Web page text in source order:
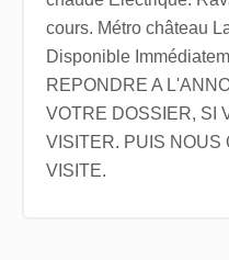
cours. Métro château
Disponible
REPONDRE A
VOTRE DOSSIER, SI
VISITER. PUIS NOUS
VISITE.